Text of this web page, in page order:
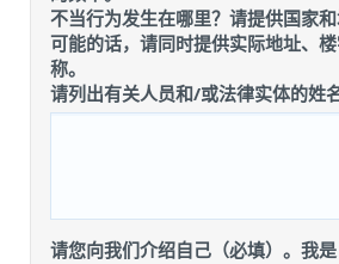
参
与
了
欺
诈
行
为？
参
与
欺
诈
行
为？
不当行为发生在哪里？请提供国家
可能的话，请同时提供实际地址、
称。
请列出有关人员和/或法律实体的姓
请您向我们介绍自己（必填）。我是